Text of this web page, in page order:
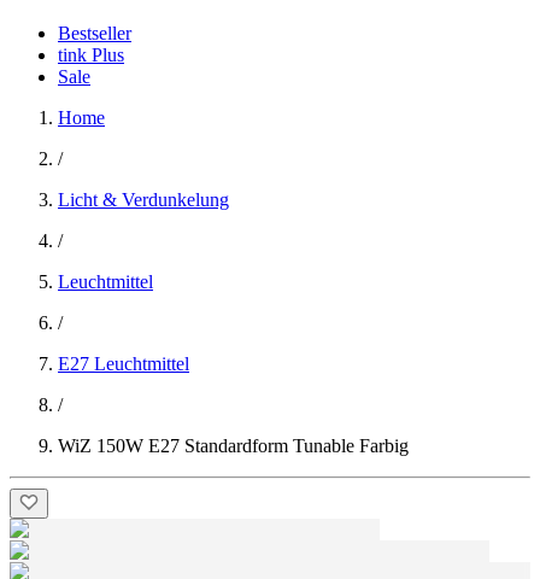
Bestseller
tink Plus
Sale
Home
/
Licht & Verdunkelung
/
Leuchtmittel
/
E27 Leuchtmittel
/
WiZ 150W E27 Standardform Tunable Farbig